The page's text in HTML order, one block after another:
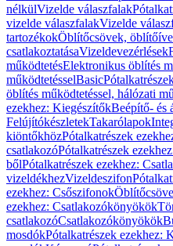
nélkülVizelde válaszfalak
vizelde válaszfalakVizelde
tartozékokÖblítőcsövek,
csatlakoztatásaVizeldevezérlések
működtetésElektronikus öblítés
működtetésselBasic
öblítés működtetéssel, hálózati
ezekhez: KiegészítőkBeépítő- és
FelújítókészletekTakarólapok
kiöntőkhözPótalkatrészek
csatlakozóPótalkatrészek
bőlPótalkatrészek ezekhez:
vizeldékhezVizeldeszifon
ezekhez: Csőszifonok
ezekhez: Csatlakozókönyökök
csatlakozóCsatlakozókönyökök
mosdókPótalkatrészek ezekhez: